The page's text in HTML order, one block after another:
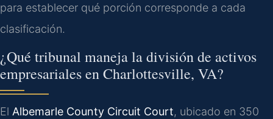
para establecer qué porción corresponde a cada
clasificación.
¿Qué tribunal maneja la división de activos
empresariales en Charlottesville, VA?
El Albemarle County Circuit Court, ubicado en 350